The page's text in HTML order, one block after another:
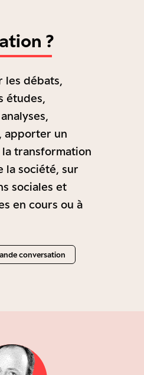
?
les débats,
études,
apporter un
transformation
la société, sur
sociales et
en cours ou à
conversation